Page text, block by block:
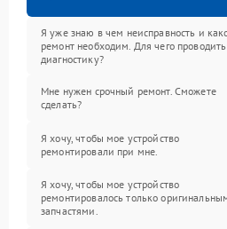
Я уже знаю в чем неисправность и
ремонт необходим. Для чего проводить
диагностику?
Мне нужен срочный ремонт. Сможете
сделать?
Я хочу, чтобы мое устройство
ремонтировали при мне.
Я хочу, чтобы мое устройство
ремонтировалось только
запчастями.